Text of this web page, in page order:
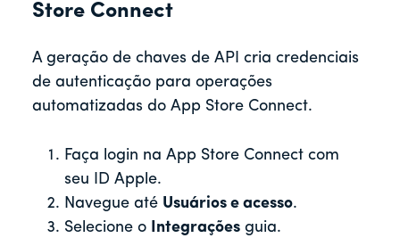
Store Connect
A geração de chaves de API cria credenciais
de autenticação para operações
automatizadas do App Store Connect.
Faça login na App Store Connect com
seu ID Apple.
Navegue até Usuários e acesso.
Selecione o Integrações guia.